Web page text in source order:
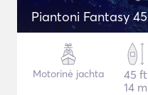
Piantoni Fantasy 45
Motorinė jachta
45 ft
14 m